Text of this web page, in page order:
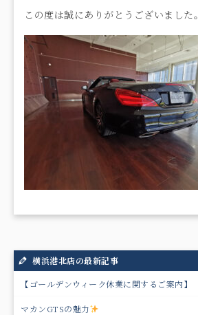
この度は誠にありがとうございました。
横浜港北店の最新記事
【ゴールデンウィーク休業に関するご案内】
マカンGTSの魅力